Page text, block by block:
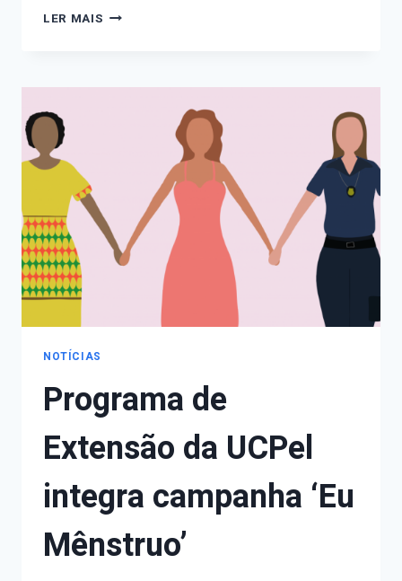
LER MAIS OBSERVATÓRIO
COM
MULHER
NOTÍCIAS
Programa de
Extensão da UCPel
integra campanha ‘Eu
Mênstruo’